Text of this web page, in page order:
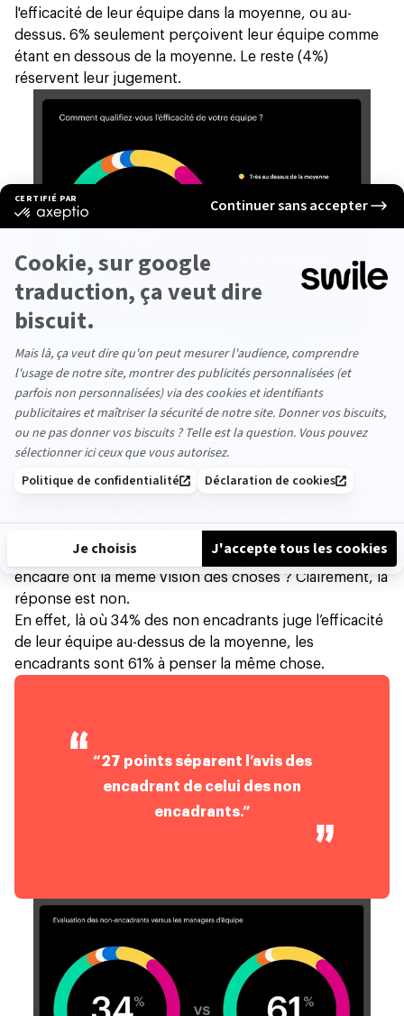
l'efficacité de leur équipe dans la moyenne, ou au-
dessus. 6% seulement perçoivent leur équipe comme
étant en dessous de la moyenne. Le reste (4%)
réservent leur jugement.
Le regard des salariés Français sur l’efficacité de leur
équipe est globalement positif. C’est une bonne
nouvelle !
À noter : on parle bien ici d’efficacité perçueet non
pas d’efficacité réelle d’une équipe. Nous n’avons
aucun moyen de mesurer l’efficacité réelle des équipes
dans ce sondage, heureusement !
Si dans la globalité les salariés jugent favorablement
l’efficacité de leur équipe, est-ce qu' encadrant et
encadré ont la même vision des choses ? Clairement, la
réponse est non.
En effet, là où 34% des non encadrants juge l’efficacité
de leur équipe au-dessus de la moyenne, les
encadrants sont 61% à penser la même chose.
“27 points séparent l’avis des
encadrant de celui des non
encadrants.”